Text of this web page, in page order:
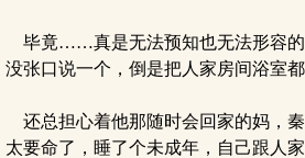
毕竟……真是无法预知也无法形容的
没张口说一个，倒是把人家房间浴室都
还总担心着他那随时会回家的妈，
太要命了，睡了个未成年，自己跟人